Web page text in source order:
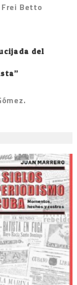
Frei Betto
del